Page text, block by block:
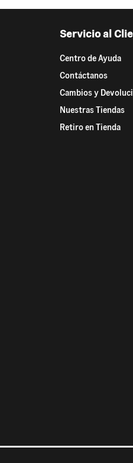
Servicio al
Centro de Ayuda
Contáctanos
Cambios y
Nuestras Tiendas
Retiro en Tienda